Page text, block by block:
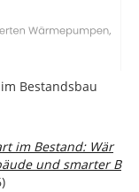
Bestandsbau
im Bestand: Wär
und smarter B